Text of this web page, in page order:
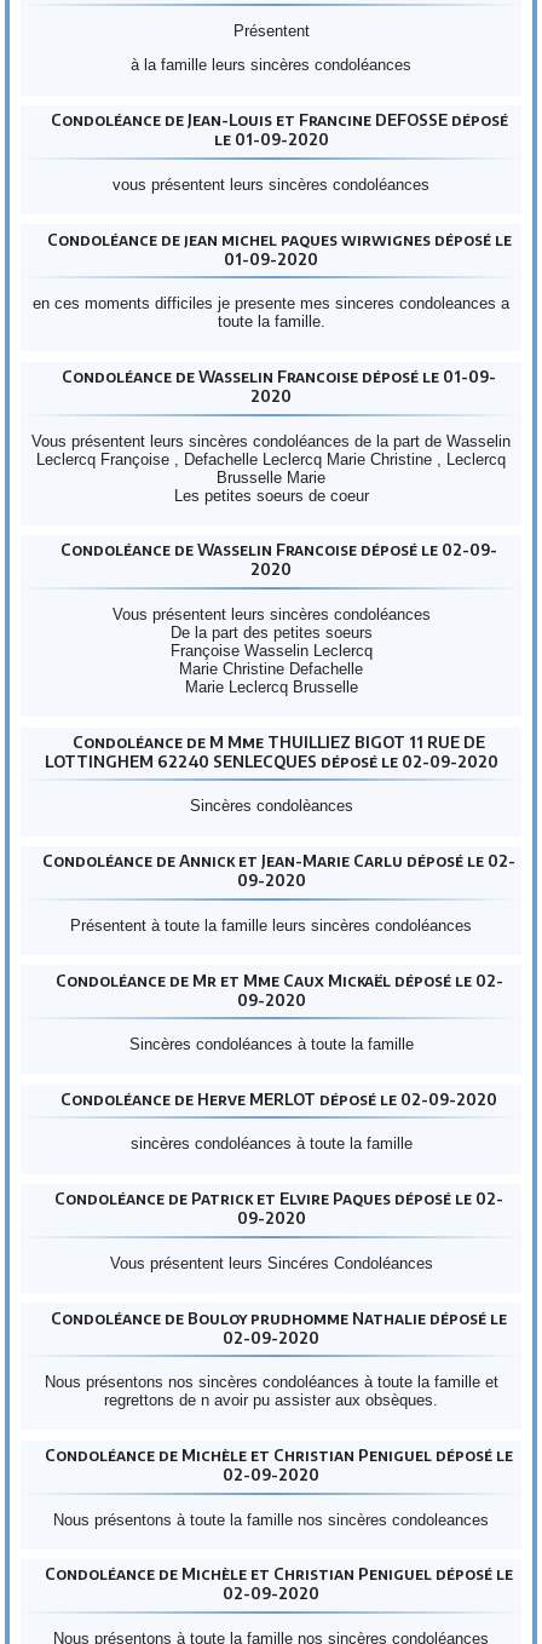
Présentent
à la famille leurs sincères condoléances
Condoléance de Jean-Louis et Francine DEFOSSE déposé
le 01-09-2020
vous présentent leurs sincères condoléances
Condoléance de jean michel paques wirwignes déposé le
01-09-2020
en ces moments difficiles je presente mes sinceres condoleances a
toute la famille.
Condoléance de Wasselin Francoise déposé le 01-09-
2020
Vous présentent leurs sincères condoléances de la part de Wasselin
Leclercq Françoise , Defachelle Leclercq Marie Christine , Leclercq
Brusselle Marie
Les petites soeurs de coeur
Condoléance de Wasselin Francoise déposé le 02-09-
2020
Vous présentent leurs sincères condoléances
De la part des petites soeurs
Françoise Wasselin Leclercq
Marie Christine Defachelle
Marie Leclercq Brusselle
Condoléance de M Mme THUILLIEZ BIGOT 11 RUE DE
LOTTINGHEM 62240 SENLECQUES déposé le 02-09-2020
Sincères condolèances
Condoléance de Annick et Jean-Marie Carlu déposé le 02-
09-2020
Présentent à toute la famille leurs sincères condoléances
Condoléance de Mr et Mme Caux Mickaël déposé le 02-
09-2020
Sincères condoléances à toute la famille
Condoléance de Herve MERLOT déposé le 02-09-2020
sincères condoléances à toute la famille
Condoléance de Patrick et Elvire Paques déposé le 02-
09-2020
Vous présentent leurs Sincéres Condoléances
Condoléance de Bouloy prudhomme Nathalie déposé le
02-09-2020
Nous présentons nos sincères condoléances à toute la famille et
regrettons de n avoir pu assister aux obsèques.
Condoléance de Michèle et Christian Peniguel déposé le
02-09-2020
Nous présentons à toute la famille nos sincères condoleances
Condoléance de Michèle et Christian Peniguel déposé le
02-09-2020
Nous présentons à toute la famille nos sincères condoléances